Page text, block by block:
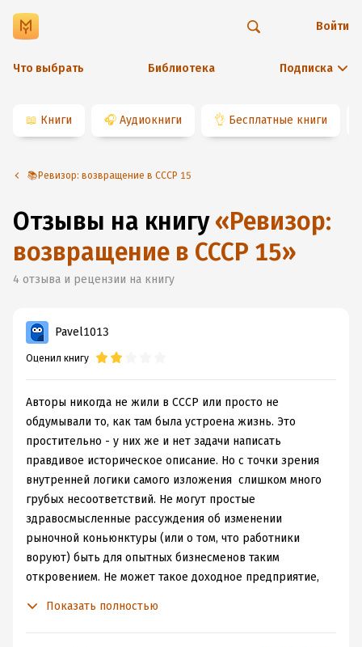
Что выбрать Библиотека Подписка
Войти
📖 Книги 🎧 Аудиокниги 👌 Бесплатные книги
📚Ревизор: возвращение в СССР 15
Отзывы на книгу «Ревизор:
возвращение в СССР 15»
4 отзыва и рецензии на книгу
Pavel1013
Оценил книгу
Авторы никогда не жили в СССР или просто не
обдумывали то, как там была устроена жизнь. Это
простительно - у них же и нет задачи написать
правдивое историческое описание. Но с точки зрения
внутренней логики самого изложения слишком много
грубых несоответствий. Не могут простые
здравосмысленные рассуждения об изменении
рыночной коньюнктуры (или о том, что работники
воруют) быть для опытных бизнесменов таким
откровением. Не может такое доходное предприятие,
Показать полностью